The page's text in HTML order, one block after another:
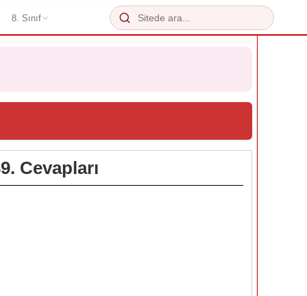
8. Sınıf
Cevapları